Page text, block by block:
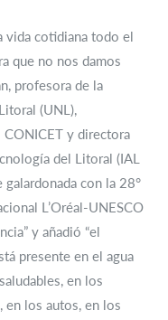
vida cotidiana todo el
que no nos damos
profesora de la
(UNL),
y directora
del Litoral (IAL
con la 28°
L’Oréal-UNESCO
y añadió “el
presente en el agua
en los
en los autos, en los